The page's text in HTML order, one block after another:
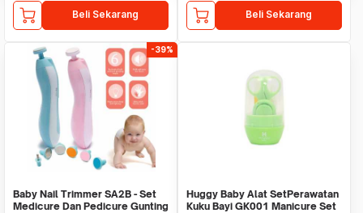
Beli Sekarang Beli Sekarang
-39%
Baby Nail Trimmer SA2B - Set
Medicure Dan Pedicure Gunting
Huggy Baby Alat SetPerawatan
Kuku Bayi GK001 Manicure Set